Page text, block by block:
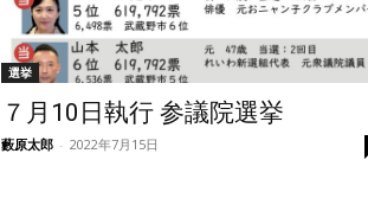
選挙
７月10日執行 参議院選挙
藪原太郎 - 2022年7月15日